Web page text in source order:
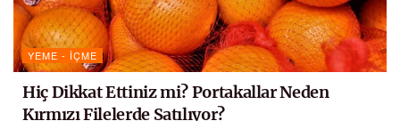
YEME - İÇME
Hiç Dikkat Ettiniz mi? Portakallar Neden
Kırmızı Filelerde Satılıyor?